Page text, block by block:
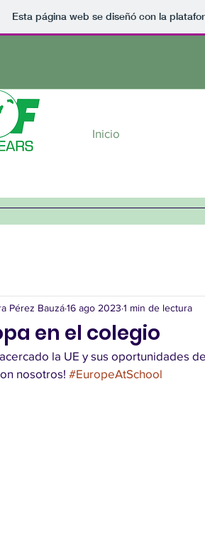
Esta página web se diseñó con la
Federalista de las Islas
Inicio
en el colegio
Pérez Bauzá16 ago 2023 1 min de lectura
la UE y sus oportunidades
nosotros! #EuropeAtSchool